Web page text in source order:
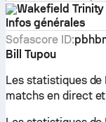
Wakefield Trinity
Infos générales
Sofascore ID:
Bill Tupou
Les statistiques de
matchs en direct